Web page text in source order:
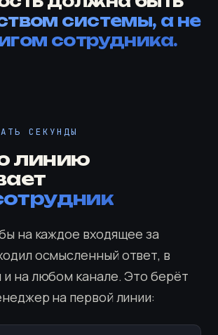
системы, а не
сотрудника.
СЕКУНДЫ
линию
на каждое входящее за
осмысленный ответ, в
на любом канале. Это берёт
на первой линии: